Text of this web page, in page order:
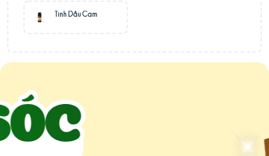
Tinh Dầu Cam